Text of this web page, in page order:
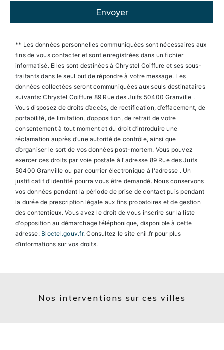
Envoyer
** Les données personnelles communiquées sont nécessaires aux
fins de vous contacter et sont enregistrées dans un fichier
informatisé. Elles sont destinées à Chrystel Coiffure et ses sous-
traitants dans le seul but de répondre à votre message. Les
données collectées seront communiquées aux seuls destinataires
suivants: Chrystel Coiffure 89 Rue des Juifs 50400 Granville .
Vous disposez de droits d’accès, de rectification, d’effacement, de
portabilité, de limitation, d’opposition, de retrait de votre
consentement à tout moment et du droit d’introduire une
réclamation auprès d’une autorité de contrôle, ainsi que
d’organiser le sort de vos données post-mortem. Vous pouvez
exercer ces droits par voie postale à l'adresse 89 Rue des Juifs
50400 Granville ou par courrier électronique à l'adresse . Un
justificatif d'identité pourra vous être demandé. Nous conservons
vos données pendant la période de prise de contact puis pendant
la durée de prescription légale aux fins probatoires et de gestion
des contentieux. Vous avez le droit de vous inscrire sur la liste
d'opposition au démarchage téléphonique, disponible à cette
adresse: Bloctel.gouv.fr. Consultez le site cnil.fr pour plus
d’informations sur vos droits.
Nos interventions sur ces villes